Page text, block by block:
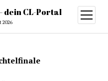
dein CL-Portal
2026
Menü
öffnen